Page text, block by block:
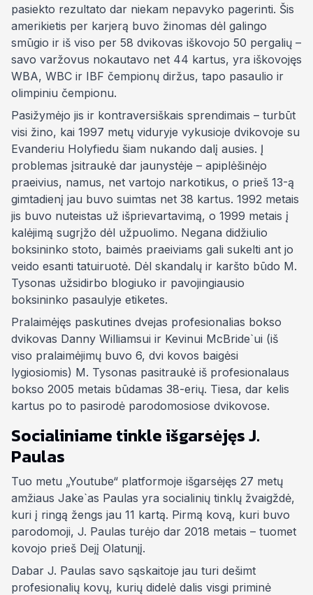
pasiekto rezultato dar niekam nepavyko pagerinti. Šis
amerikietis per karjerą buvo žinomas dėl galingo
smūgio ir iš viso per 58 dvikovas iškovojo 50 pergalių –
savo varžovus nokautavo net 44 kartus, yra iškovojęs
WBA, WBC ir IBF čempionų diržus, tapo pasaulio ir
olimpiniu čempionu.
Pasižymėjo jis ir kontraversiškais sprendimais – turbūt
visi žino, kai 1997 metų viduryje vykusioje dvikovoje su
Evanderiu Holyfiedu šiam nukando dalį ausies. Į
problemas įsitraukė dar jaunystėje – apiplėšinėjo
praeivius, namus, net vartojo narkotikus, o prieš 13-ą
gimtadienį jau buvo suimtas net 38 kartus. 1992 metais
jis buvo nuteistas už išprievartavimą, o 1999 metais į
kalėjimą sugrįžo dėl užpuolimo. Negana didžiulio
boksininko stoto, baimės praeiviams gali sukelti ant jo
veido esanti tatuiruotė. Dėl skandalų ir karšto būdo M.
Tysonas užsidirbo blogiuko ir pavojingiausio
boksininko pasaulyje etiketes.
Pralaimėjęs paskutines dvejas profesionalias bokso
dvikovas Danny Williamsui ir Kevinui McBride`ui (iš
viso pralaimėjimų buvo 6, dvi kovos baigėsi
lygiosiomis) M. Tysonas pasitraukė iš profesionalaus
bokso 2005 metais būdamas 38-erių. Tiesa, dar kelis
kartus po to pasirodė parodomosiose dvikovose.
Socialiniame tinkle išgarsėjęs J.
Paulas
Tuo metu „Youtube“ platformoje išgarsėjęs 27 metų
amžiaus Jake`as Paulas yra socialinių tinklų žvaigždė,
kuri į ringą žengs jau 11 kartą. Pirmą kovą, kuri buvo
parodomoji, J. Paulas turėjo dar 2018 metais – tuomet
kovojo prieš Dejį Olatunjį.
Dabar J. Paulas savo sąskaitoje jau turi dešimt
profesionalių kovų, kurių didelė dalis visgi priminė